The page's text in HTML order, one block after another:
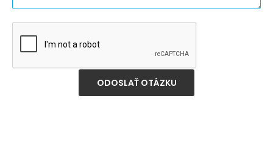
ODOSLAŤ OTÁZKU